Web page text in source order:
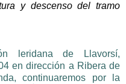
y descenso del tramo
leridana de Llavorsí,
en dirección a Ribera de
continuaremos por la